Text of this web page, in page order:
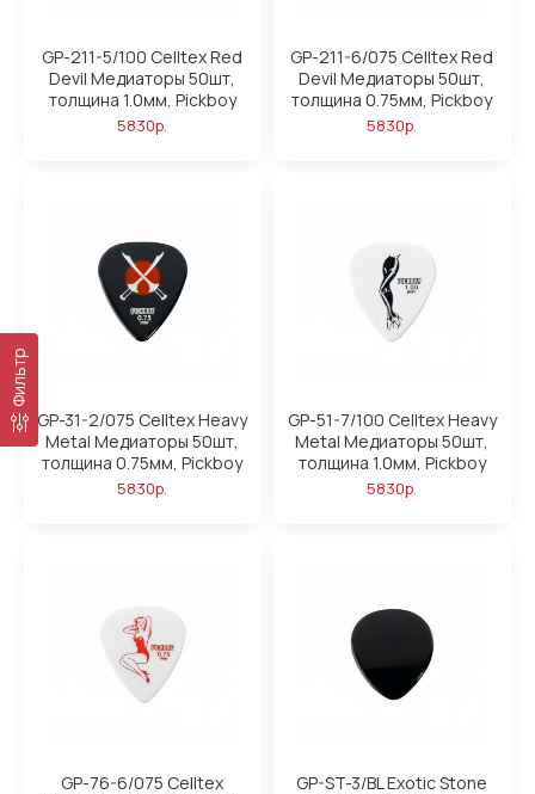
Фильтр
GP-211-5/100 Celltex Red
Devil Медиаторы 50шт,
толщина 1.0мм, Pickboy
5830р.
GP-211-6/075 Celltex Red
Devil Медиаторы 50шт,
толщина 0.75мм, Pickboy
5830р.
GP-31-2/075 Celltex Heavy
Metal Медиаторы 50шт,
толщина 0.75мм, Pickboy
5830р.
GP-51-7/100 Celltex Heavy
Metal Медиаторы 50шт,
толщина 1.0мм, Pickboy
5830р.
GP-76-6/075 Celltex
GP-ST-3/BL Exotic Stone